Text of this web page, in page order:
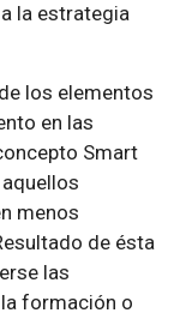
la estrategia
los elementos
en las
Smart
menos
de ésta
las
formación o